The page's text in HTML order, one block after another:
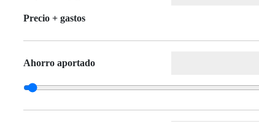
Precio + gastos
Ahorro aportado